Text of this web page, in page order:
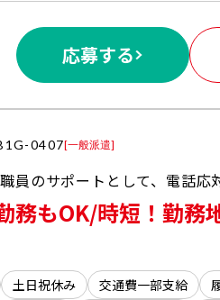
応募する
0407[一般派遣]
務もOK/時短！勤務
土日祝休み 交通費一部支給